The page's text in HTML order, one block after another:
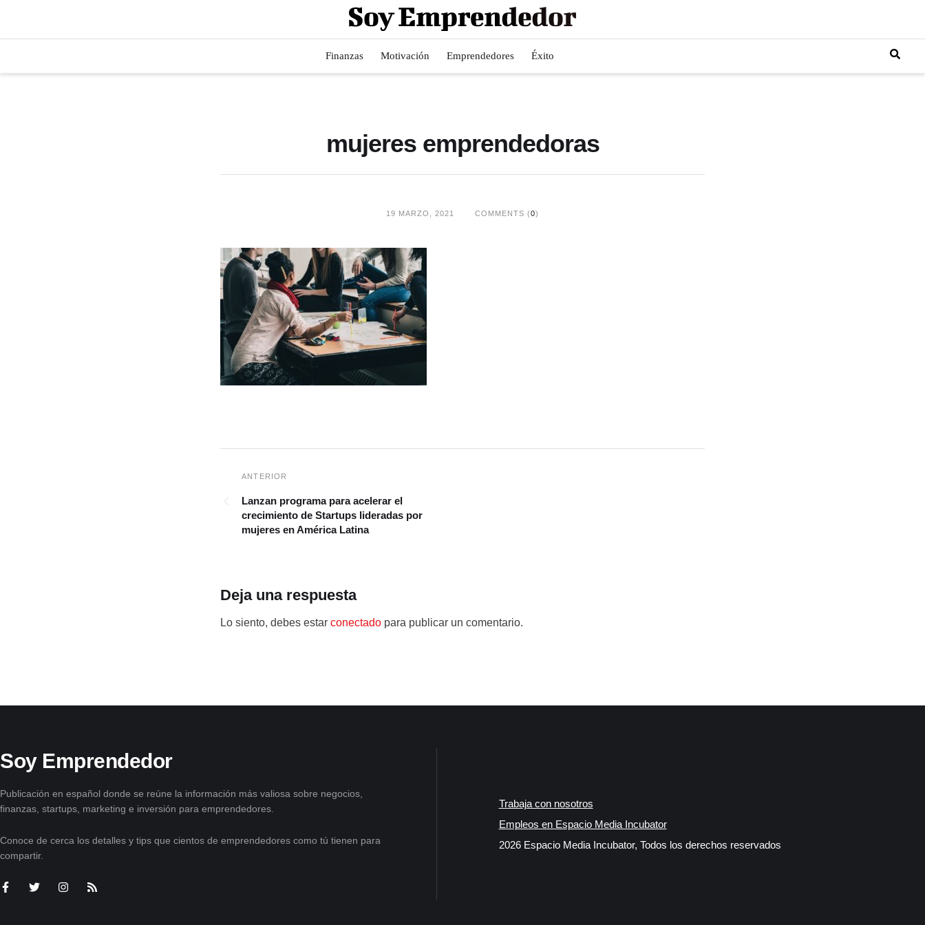
Finanzas Motivación Emprendedores Éxito
mujeres emprendedoras
19 MARZO, 2021 COMMENTS (0)
Lanzan programa para acelerar el
crecimiento de Startups lideradas por
mujeres en América Latina
Deja una respuesta
Lo siento, debes estar conectado para publicar un comentario.
Soy Emprendedor
Publicación en español donde se reúne la información más valiosa sobre negocios,
finanzas, startups, marketing e inversión para emprendedores.
Conoce de cerca los detalles y tips que cientos de emprendedores como tú tienen para
compartir.
Trabaja con nosotros
Empleos en Espacio Media Incubator
2026 Espacio Media Incubator, Todos los derechos reservados